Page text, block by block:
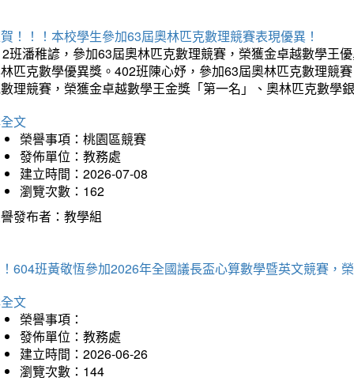
！！！本校學生參加63屆奧林匹克數理競賽表現優異！
班潘稚諺，參加63屆奧林匹克數理競賽，榮獲金卓越數學王
匹克數學優異獎。402班陳心妤，參加63屆奧林匹克數理競
理競賽，榮獲金卓越數學王金獎「第一名」、奧林匹克數學
文
榮譽事項：桃園區競賽
發佈單位：教務處
建立時間：2026-07-08
瀏覽次數：162
發布者：教學組
604班黃敬恆參加2026年全國議長盃心算數學暨英文競賽，
文
榮譽事項：
發佈單位：教務處
建立時間：2026-06-26
瀏覽次數：144